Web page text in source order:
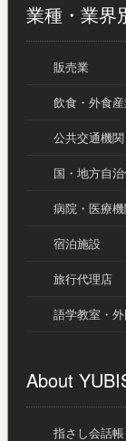
業種・業界
販売業
飲食・外食産
公共交通機関
国・地方自
病院・医療機
宿泊施設
旅行代理店
語学教室・
About
指さし会話帳